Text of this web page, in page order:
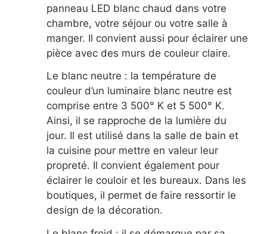
panneau LED blanc chaud dans votre
chambre, votre séjour ou votre salle à
manger. Il convient aussi pour éclairer une
pièce avec des murs de couleur claire.
Le blanc neutre : la température de
couleur d’un luminaire blanc neutre est
comprise entre 3 500° K et 5 500° K.
Ainsi, il se rapproche de la lumière du
jour. Il est utilisé dans la salle de bain et
la cuisine pour mettre en valeur leur
propreté. Il convient également pour
éclairer le couloir et les bureaux. Dans les
boutiques, il permet de faire ressortir le
design de la décoration.